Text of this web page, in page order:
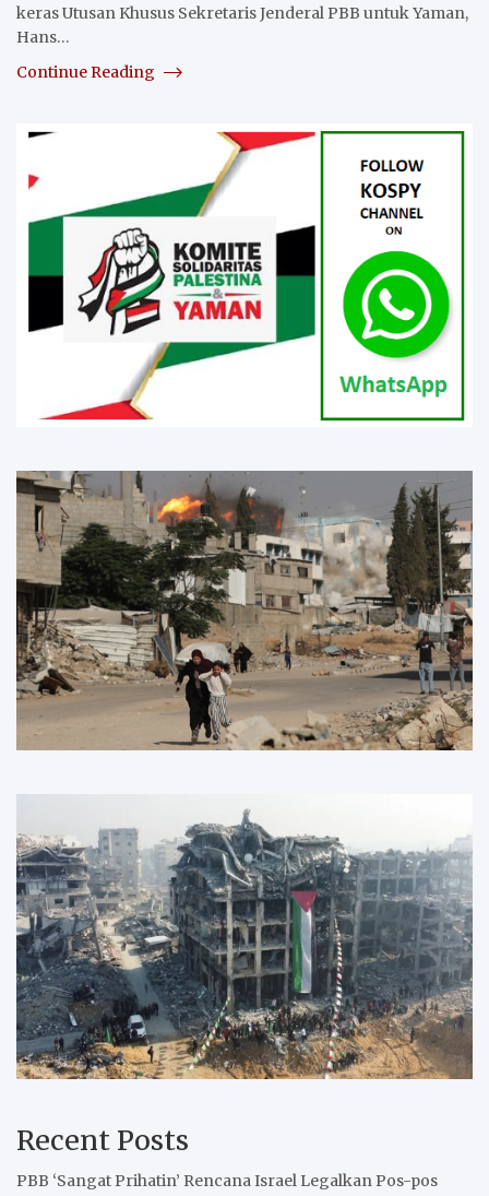
keras Utusan Khusus Sekretaris Jenderal PBB untuk Yaman,
Hans…
Continue Reading
Recent Posts
PBB ‘Sangat Prihatin’ Rencana Israel Legalkan Pos-pos